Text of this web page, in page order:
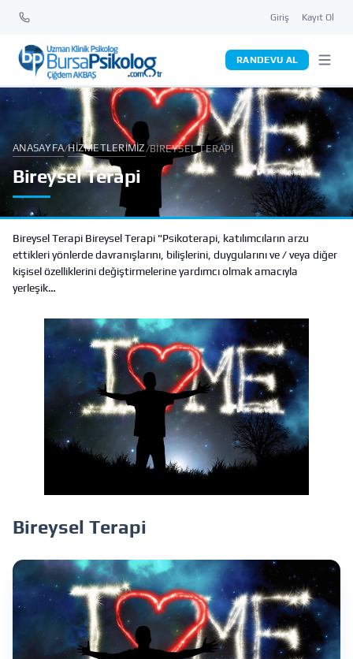
Giriş Kayıt Ol
RANDEVU AL
ANASAYFA/HIZMETLERIMIZ /BIREYSEL TERAPI
Bireysel Terapi
Bireysel Terapi Bireysel Terapi "Psikoterapi, katılımcıların arzu
ettikleri yönlerde davranışlarını, bilişlerini, duygularını ve / veya diğer
kişisel özelliklerini değiştirmelerine yardımcı olmak amacıyla
yerleşik…
Bireysel Terapi